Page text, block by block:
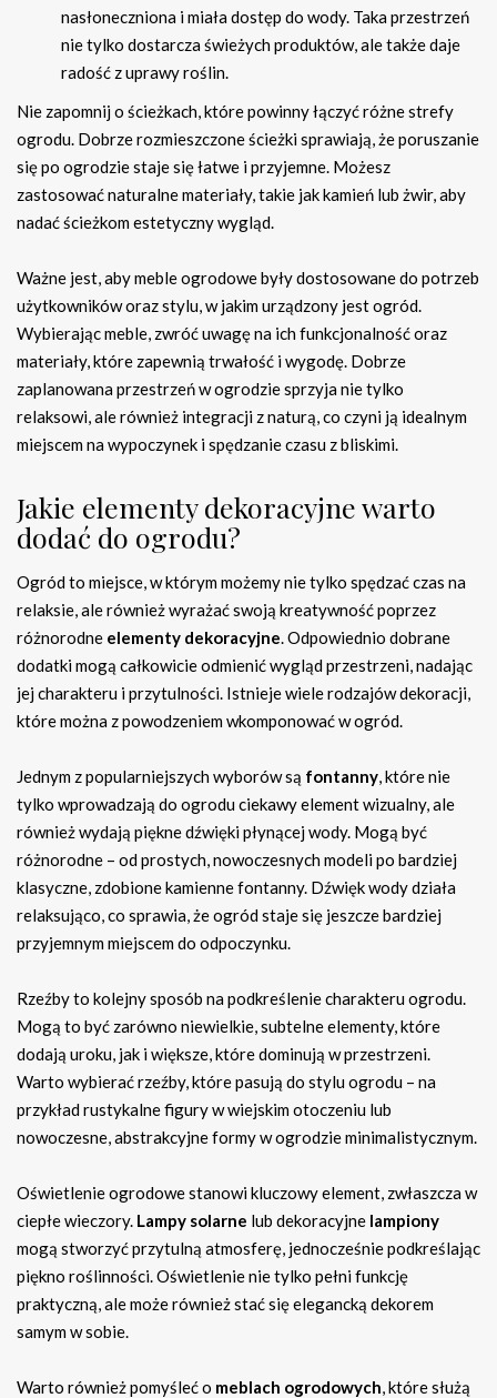
nasłoneczniona i miała dostęp do wody. Taka przestrzeń
nie tylko dostarcza świeżych produktów, ale także daje
radość z uprawy roślin.
Nie zapomnij o ścieżkach, które powinny łączyć różne strefy
ogrodu. Dobrze rozmieszczone ścieżki sprawiają, że poruszanie
się po ogrodzie staje się łatwe i przyjemne. Możesz
zastosować naturalne materiały, takie jak kamień lub żwir, aby
nadać ścieżkom estetyczny wygląd.
Ważne jest, aby meble ogrodowe były dostosowane do potrzeb
użytkowników oraz stylu, w jakim urządzony jest ogród.
Wybierając meble, zwróć uwagę na ich funkcjonalność oraz
materiały, które zapewnią trwałość i wygodę. Dobrze
zaplanowana przestrzeń w ogrodzie sprzyja nie tylko
relaksowi, ale również integracji z naturą, co czyni ją idealnym
miejscem na wypoczynek i spędzanie czasu z bliskimi.
Jakie elementy dekoracyjne warto
dodać do ogrodu?
Ogród to miejsce, w którym możemy nie tylko spędzać czas na
relaksie, ale również wyrażać swoją kreatywność poprzez
różnorodne elementy dekoracyjne. Odpowiednio dobrane
dodatki mogą całkowicie odmienić wygląd przestrzeni, nadając
jej charakteru i przytulności. Istnieje wiele rodzajów dekoracji,
które można z powodzeniem wkomponować w ogród.
Jednym z popularniejszych wyborów są fontanny, które nie
tylko wprowadzają do ogrodu ciekawy element wizualny, ale
również wydają piękne dźwięki płynącej wody. Mogą być
różnorodne – od prostych, nowoczesnych modeli po bardziej
klasyczne, zdobione kamienne fontanny. Dźwięk wody działa
relaksująco, co sprawia, że ogród staje się jeszcze bardziej
przyjemnym miejscem do odpoczynku.
Rzeźby to kolejny sposób na podkreślenie charakteru ogrodu.
Mogą to być zarówno niewielkie, subtelne elementy, które
dodają uroku, jak i większe, które dominują w przestrzeni.
Warto wybierać rzeźby, które pasują do stylu ogrodu – na
przykład rustykalne figury w wiejskim otoczeniu lub
nowoczesne, abstrakcyjne formy w ogrodzie minimalistycznym.
Oświetlenie ogrodowe stanowi kluczowy element, zwłaszcza w
ciepłe wieczory. Lampy solarne lub dekoracyjne lampiony
mogą stworzyć przytulną atmosferę, jednocześnie podkreślając
piękno roślinności. Oświetlenie nie tylko pełni funkcję
praktyczną, ale może również stać się elegancką dekorem
samym w sobie.
Warto również pomyśleć o meblach ogrodowych, które służą